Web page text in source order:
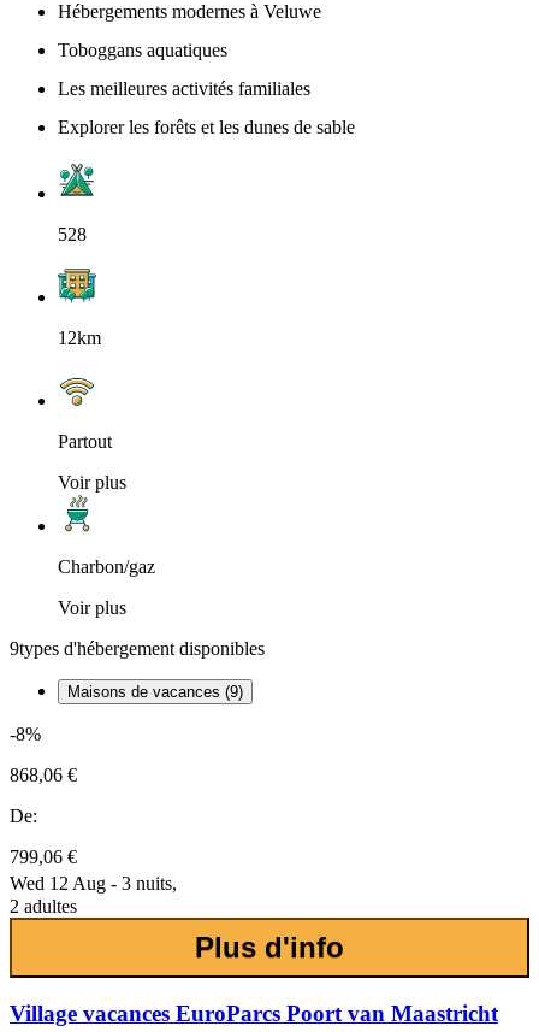
Hébergements modernes à Veluwe
Toboggans aquatiques
Les meilleures activités familiales
Explorer les forêts et les dunes de sable
528
12km
Partout
Voir plus
Charbon/gaz
Voir plus
9types d'hébergement disponibles
Maisons de vacances (9)
-8%
868,06 €
De:
799,06 €
Wed 12 Aug - 3 nuits,
2 adultes
Plus d'info
Village vacances EuroParcs Poort van Maastricht